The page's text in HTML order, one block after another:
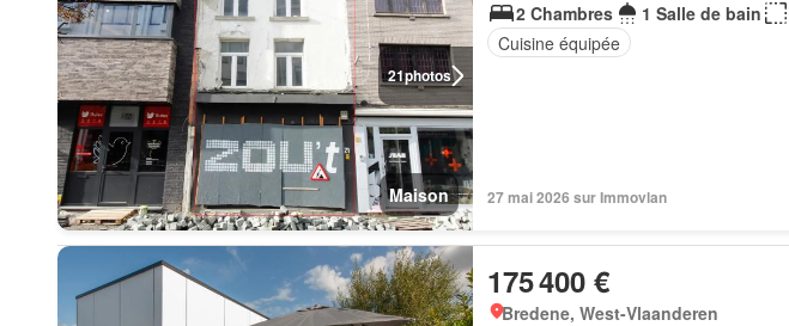
21photos
Maison
2 Chambres
1 Salle de bain
Cuisine équipée
27 mai 2026 sur Immovlan
175 400 €
Bredene, West-Vlaanderen